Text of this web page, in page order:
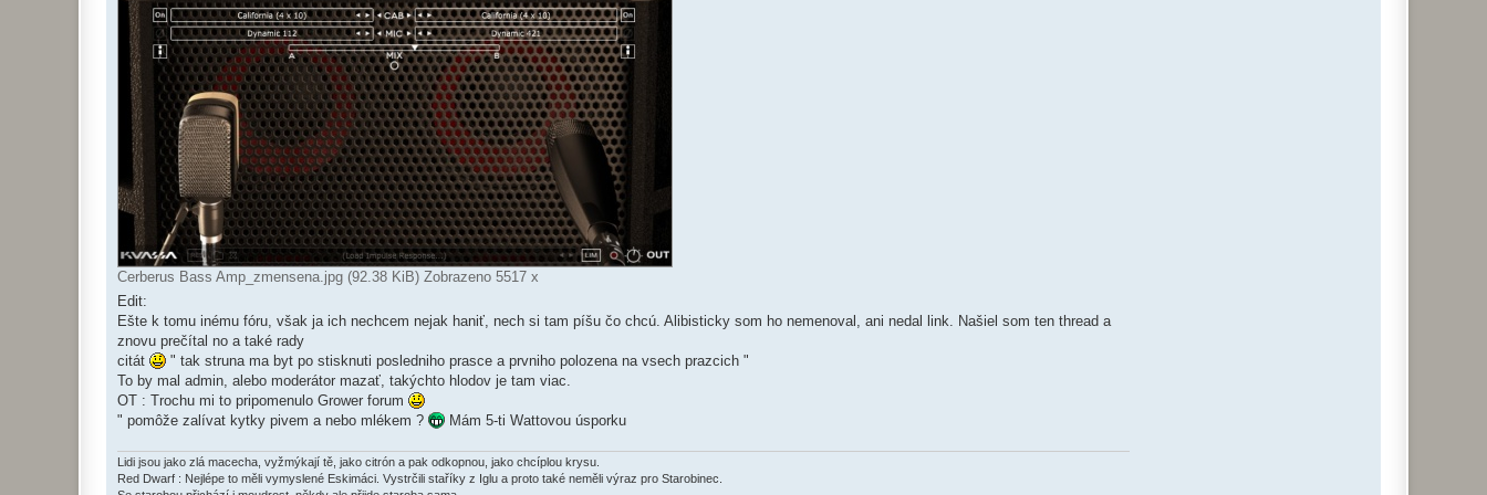
Cerberus Bass Amp_zmensena.jpg (92.38 KiB) Zobrazeno 5517 x
Edit:
Ešte k tomu inému fóru, však ja ich nechcem nejak haniť, nech si tam píšu čo chcú. Alibisticky som ho nemenoval, ani nedal link. Našiel som ten thread a
znovu prečítal no a také rady
citát
" tak struna ma byt po stisknuti posledniho prasce a prvniho polozena na vsech prazcich "
To by mal admin, alebo moderátor mazať, takýchto hlodov je tam viac.
OT : Trochu mi to pripomenulo Grower forum
" pomôže zalívat kytky pivem a nebo mlékem ?
Mám 5-ti Wattovou úsporku
Lidi jsou jako zlá macecha, vyžmýkají tě, jako citrón a pak odkopnou, jako chcíplou krysu.
Red Dwarf : Nejlépe to měli vymyslené Eskimáci. Vystrčili staříky z Iglu a proto také neměli výraz pro Starobinec.